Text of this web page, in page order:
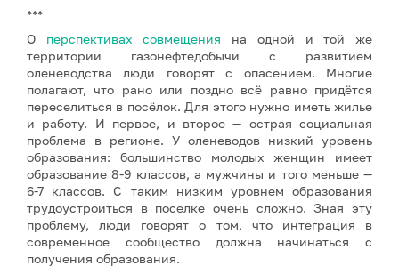
***
О перспективах совмещения на одной и той же
территории газонефтедобычи с развитием
оленеводства люди говорят с опасением. Многие
полагают, что рано или поздно всё равно придётся
переселиться в посёлок. Для этого нужно иметь жилье
и работу. И первое, и второе — острая социальная
проблема в регионе. У оленеводов низкий уровень
образования: большинство молодых женщин имеет
образование 8-9 классов, а мужчины и того меньше —
6-7 классов. С таким низким уровнем образования
трудоустроиться в поселке очень сложно. Зная эту
проблему, люди говорят о том, что интеграция в
современное сообщество должна начинаться с
получения образования.